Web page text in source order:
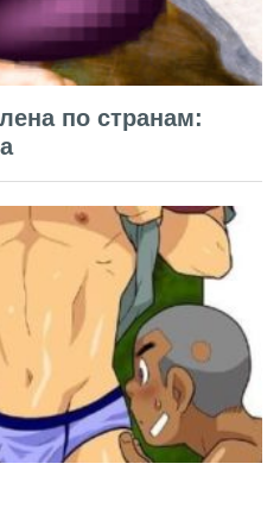
по странам: